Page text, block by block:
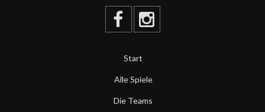
Start
Alle Spiele
Die Teams